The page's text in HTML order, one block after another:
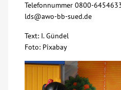
Telefonnummer 0800-
lds@awo-bb-sued.de
Text: I. Gündel
Foto: Pixabay